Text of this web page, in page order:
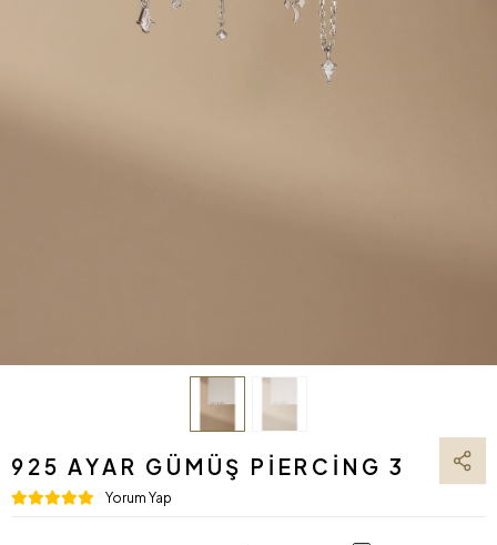
925 AYAR GÜMÜŞ PIERCING 3
Yorum Yap